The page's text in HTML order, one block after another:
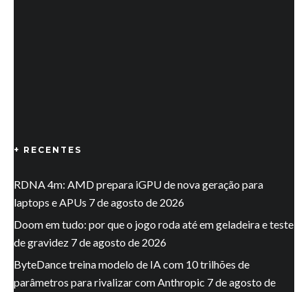
+ RECENTES
RDNA 4m: AMD prepara iGPU de nova geração para
laptops e APUs 7 de agosto de 2026
Doom em tudo: por que o jogo roda até em geladeira e teste
de gravidez 7 de agosto de 2026
ByteDance treina modelo de IA com 10 trilhões de
parâmetros para rivalizar com Anthropic 7 de agosto de